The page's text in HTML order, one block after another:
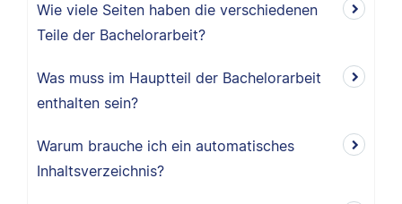
Wie viele Seiten haben die verschiedenen
Teile der Bachelorarbeit?
Was muss im Hauptteil der Bachelorarbeit
enthalten sein?
Warum brauche ich ein automatisches
Inhaltsverzeichnis?